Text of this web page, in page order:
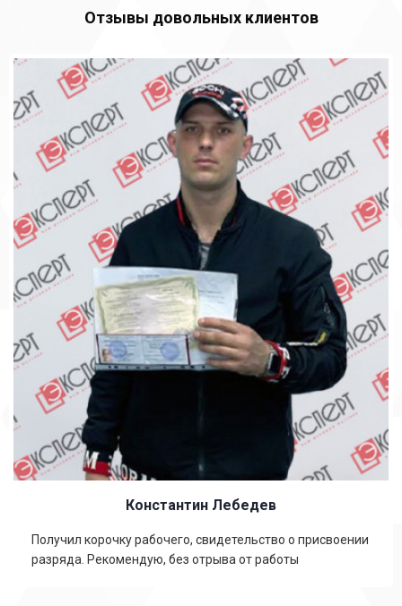
Отзывы довольных клиентов
Константин Лебедев
Получил корочку рабочего, свидетельство о присвоении
разряда. Рекомендую, без отрыва от работы